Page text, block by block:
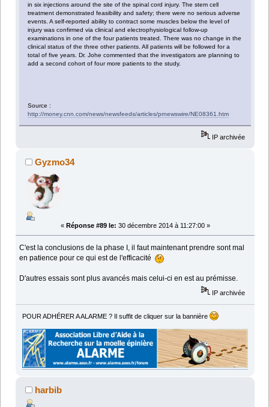
in six injections around the site of the spinal cord injury. The stem cell
treatment demonstrated feasibility and safety; there were no serious adverse
events. A self-reported ability to contract some muscles below the level of
injury was confirmed via clinical and electrophysiological follow-up
examinations in one of the four patients treated. There was no change in the
clinical status of the three other patients. All patients will be followed for a
total of five years. Dr. Johe commented that the investigators are planning to
add a second cohort of four more patients to the study.
Source :
http://money.cnn.com/news/newsfeeds/articles/prnewswire/NE08361.htm
IP archivée
Gyzmo34
« Réponse #89 le: 30 décembre 2014 à 11:27:00 »
C'est la conclusions de la phase I, il faut maintenant prendre sont mal
en patience pour ce qui est de l'efficacité
D'autres essais sont plus avancés mais celui-ci en est au prémisse.
IP archivée
POUR ADHÉRER A ALARME ? Il suffit de cliquer sur la bannière
harbib